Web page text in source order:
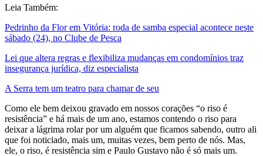
Leia Também:
Pedrinho da Flor em Vitória: roda de samba especial acontece neste
sábado (24), no Clube de Pesca
Lei que altera regras e flexibiliza mudanças em condomínios traz
insegurança jurídica, diz especialista
A Serra tem um teatro para chamar de seu
Como ele bem deixou gravado em nossos corações “o riso é
resistência” e há mais de um ano, estamos contendo o riso para
deixar a lágrima rolar por um alguém que ficamos sabendo, outro ali
que foi noticiado, mais um, muitas vezes, bem perto de nós. Mas,
ele, o riso, é resistência sim e Paulo Gustavo não é só mais um.